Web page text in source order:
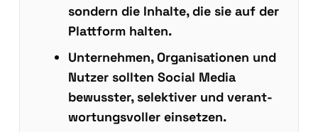
son­dern die Inhal­te, die sie auf der
Platt­form hal­ten.
Unter­neh­men, Orga­ni­sa­tio­nen und
Nut­zer soll­ten Social Media
bewuss­ter, selek­ti­ver und ver­ant­
wor­tungs­vol­ler ein­set­zen.